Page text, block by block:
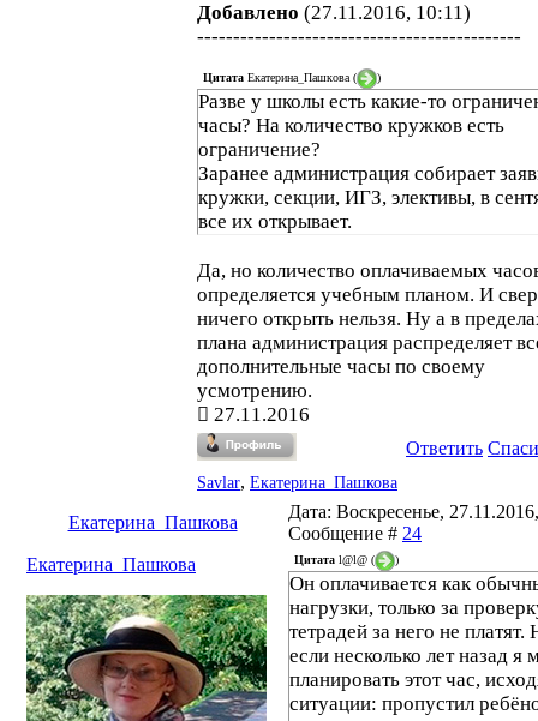
Добавлено (27.11.2016, 10:11)
---------------------------------------------
Цитата Екатерина_Пашкова ( )
Разве у школы есть какие-то
часы? На количество кружков есть
ограничение?
Заранее администрация собирает
кружки, секции, ИГЗ, элективы, в
все их открывает.
Да, но количество оплачиваемых
определяется учебным планом. И
ничего открыть нельзя. Ну а в
плана администрация распределяет
дополнительные часы по своему
усмотрению.
27.11.2016
Ответить
Savlar, Екатерина_Пашкова
Екатерина_Пашкова
Дата: Воскресенье,
Сообщение # 24
Екатерина_Пашкова
Цитата l@l@ ( )
Он оплачивается как
нагрузки, только за
тетрадей за него не платят.
если несколько лет назад я
планировать этот час,
ситуации: пропустил